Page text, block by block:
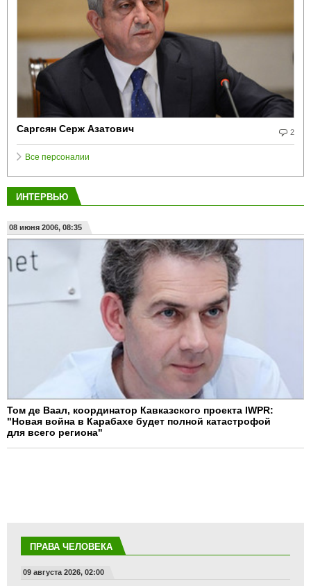
2
Саргсян Серж Азатович
Все персоналии
ИНТЕРВЬЮ
08 июня 2006, 08:35
Том де Ваал, координатор Кавказского проекта IWPR:
"Новая война в Карабахе будет полной катастрофой
для всего региона"
ПРАВА ЧЕЛОВЕКА
09 августа 2026, 02:00